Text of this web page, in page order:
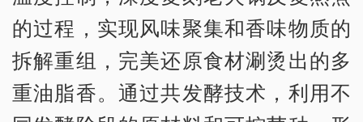
的过程，实现风味聚集和香味物质的
拆解重组，完美还原食材涮烫出的多
重油脂香。通过共发酵技术，利用不